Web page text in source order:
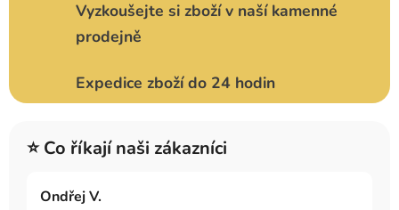
Vyzkoušejte si zboží v naší kamenné
prodejně
Expedice zboží do 24 hodin
⭐ Co říkají naši zákazníci
Ondřej V.